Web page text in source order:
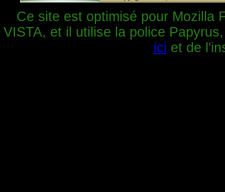
Ce site est optimisé pour Mozilla
VISTA, et il utilise la police
ici et de